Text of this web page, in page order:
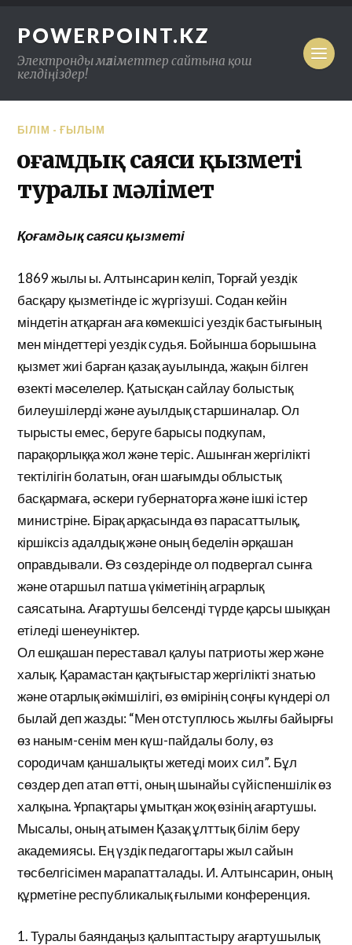
POWERPOINT.KZ
Электронды мәліметтер сайтына қош
келдіңіздер!
БІЛІМ - ҒЫЛЫМ
Қоғамдық саяси қызметі
туралы мәлімет
Қоғамдық саяси қызметі
1869 жылы ы. Алтынсарин келіп, Торғай уездік
басқару қызметінде іс жүргізуші. Содан кейін
міндетін атқарған аға көмекшісі уездік бастығының
мен міндеттері уездік судья. Бойынша борышына
қызмет жиі барған қазақ ауылында, жақын білген
өзекті мәселелер. Қатысқан сайлау болыстық
билеушілерді және ауылдық старшиналар. Ол
тырысты емес, беруге барысы подкупам,
парақорлыққа жол және теріс. Ашынған жергілікті
тектілігін болатын, оған шағымды облыстық
басқармаға, әскери губернаторға және ішкі істер
министріне. Бірақ арқасында өз парасаттылық,
кіршіксіз адалдық және оның беделін әрқашан
оправдывали. Өз сөздерінде ол подвергал сынға
және отаршыл патша үкіметінің аграрлық
саясатына. Ағартушы белсенді түрде қарсы шыққан
етіледі шенеуніктер.
Ол ешқашан переставал қалуы патриоты жер және
халық. Қарамастан қақтығыстар жергілікті знатью
және отарлық әкімшілігі, өз өмірінің соңғы күндері ол
былай деп жазды: “Мен отступлюсь жылғы байырғы
өз наным-сенім мен күш-пайдалы болу, өз
сородичам қаншалықты жетеді моих сил”. Бұл
сөздер деп атап өтті, оның шынайы сүйіспеншілік өз
халқына. Ұрпақтары ұмытқан жоқ өзінің ағартушы.
Мысалы, оның атымен Қазақ ұлттық білім беру
академиясы. Ең үздік педагогтары жыл сайын
төсбелгісімен марапатталады. И. Алтынсарин, оның
құрметіне республикалық ғылыми конференция.
1. Туралы баяндаңыз қалыптастыру ағартушылық